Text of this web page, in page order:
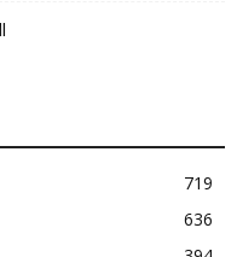
719
636